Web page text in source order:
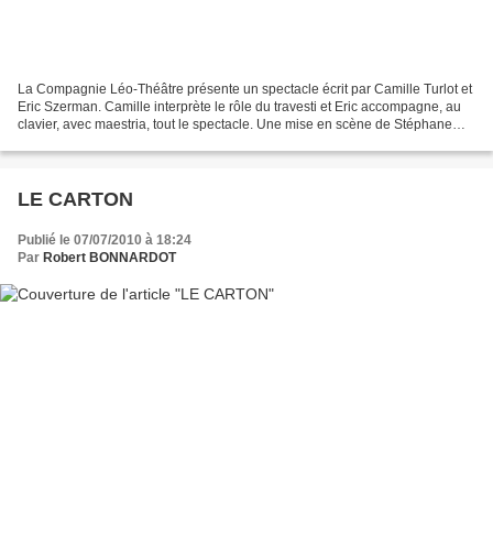
La Compagnie Léo-Théâtre présente un spectacle écrit par Camille Turlot et
Eric Szerman. Camille interprète le rôle du travesti et Eric accompagne, au
clavier, avec maestria, tout le spectacle. Une mise en scène de Stéphane
LE CARTON
Publié le 07/07/2010 à 18:24
Par Robert BONNARDOT